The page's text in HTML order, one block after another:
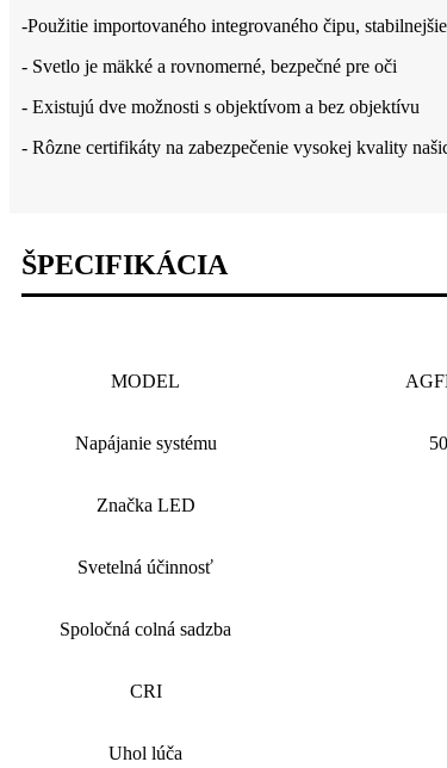
-Použitie importovaného integrovaného čipu,
- Svetlo je mäkké a rovnomerné, bezpečné pre oči
- Existujú dve možnosti s objektívom a bez objektívu
- Rôzne certifikáty na zabezpečenie vysokej kvality
ŠPECIFIKÁCIA
MODEL
Napájanie systému
Značka LED
Svetelná účinnosť
Spoločná colná sadzba
CRI
Uhol lúča